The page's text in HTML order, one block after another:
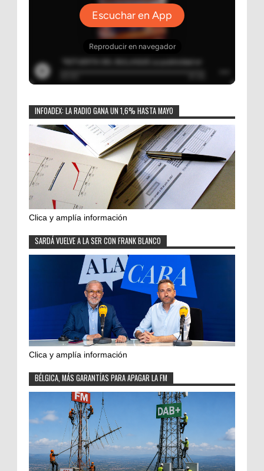
INFOADEX: LA RADIO GANA UN 1,6% HASTA MAYO
Clica y amplía información
SARDÁ VUELVE A LA SER CON FRANK BLANCO
Clica y amplía información
BÉLGICA, MÁS GARANTÍAS PARA APAGAR LA FM